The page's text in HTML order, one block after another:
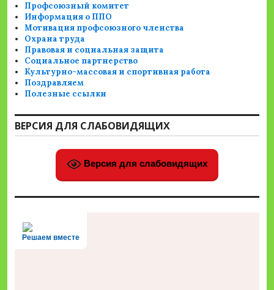
Профсоюзный комитет
Информация о ППО
Мотивация профсоюзного членства
Охрана труда
Правовая и социальная защита
Социальное партнерство
Культурно-массовая и спортивная работа
Поздравляем
Полезные ссылки
ВЕРСИЯ ДЛЯ СЛАБОВИДЯЩИХ
Версия для слабовидящих
Решаем вместе